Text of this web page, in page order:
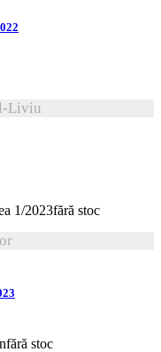
Liviu
fără stoc
fără stoc